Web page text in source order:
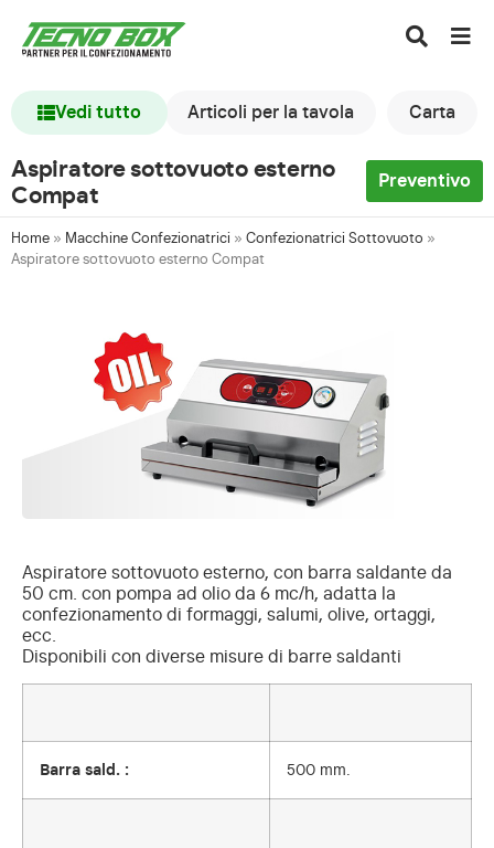
Vedi tutto Articoli per la tavola Carta
Aspiratore sottovuoto esterno
Compat
Preventivo
Home » Macchine Confezionatrici » Confezionatrici Sottovuoto »
Aspiratore sottovuoto esterno Compat
Aspiratore sottovuoto esterno, con barra saldante da
50 cm. con pompa ad olio da 6 mc/h, adatta la
confezionamento di formaggi, salumi, olive, ortaggi,
ecc.
Disponibili con diverse misure di barre saldanti
Barra sald. : 500 mm.